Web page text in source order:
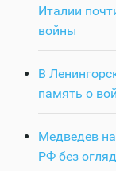
Италии
войны
В
память о
Медведев
РФ без